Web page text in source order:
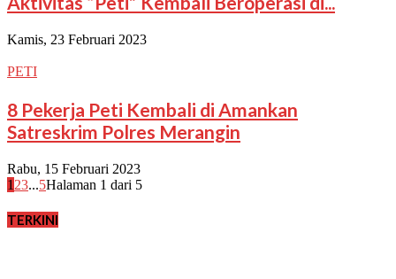
Kamis, 23 Februari 2023
PETI
8 Pekerja Peti Kembali di Amankan
Satreskrim Polres Merangin
Rabu, 15 Februari 2023
1 23...5Halaman 1 dari 5
TERKINI